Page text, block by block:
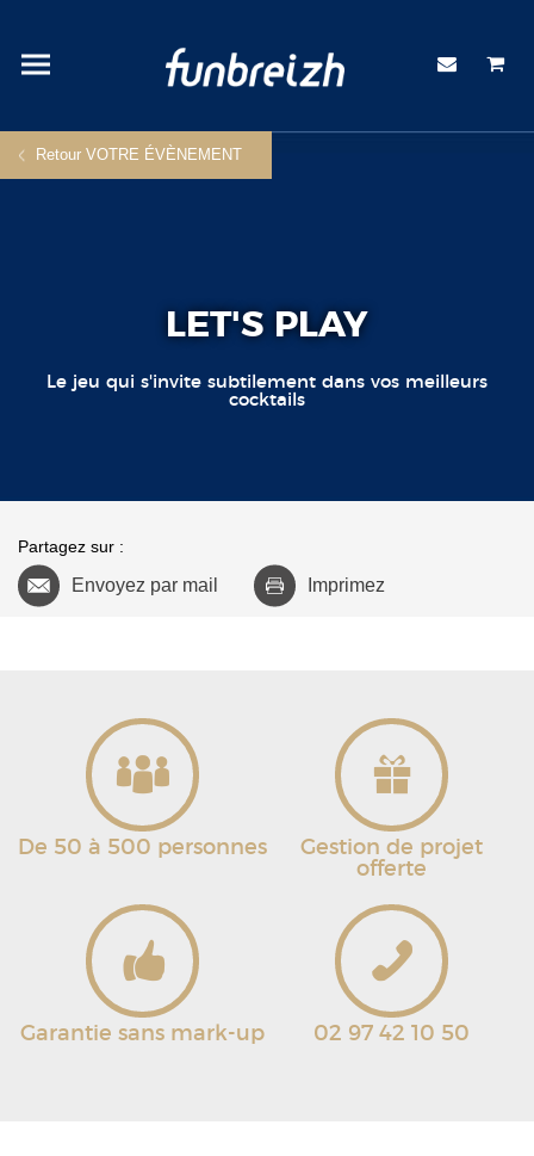
LET'S PLAY
Le jeu qui s'invite subtilement dans vos meilleurs
cocktails
Retour VOTRE ÉVÈNEMENT
Partagez sur :
Envoyez par mail Imprimez
De 50 à 500 personnes
Gestion de projet
offerte
Garantie sans mark-up 02 97 42 10 50